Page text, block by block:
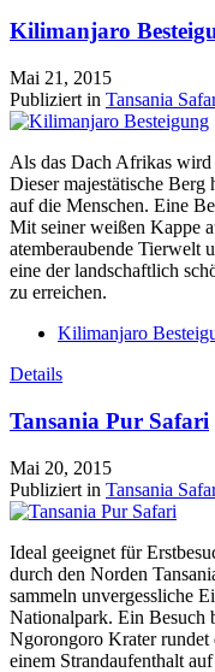
Kilimanjaro
Mai 21, 2015
Publiziert in Tansania
Als das Dach Afrikas
Dieser majestätische
auf die Menschen. Eine
Mit seiner weißen Kappe
atemberaubende Tierwelt
eine der landschaftlich
zu erreichen.
Kilimanjaro
Details
Tansania Pur Safari
Mai 20, 2015
Publiziert in Tansania
Ideal geeignet für
durch den Norden
sammeln unvergessliche
Nationalpark. Ein Besuch
Ngorongoro Krater rundet
einem Strandaufenthalt